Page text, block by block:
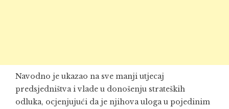
Navodno je ukazao na sve manji utjecaj
predsjedništva i vlade u donošenju strateških
odluka, ocjenjujući da je njihova uloga u pojedinim